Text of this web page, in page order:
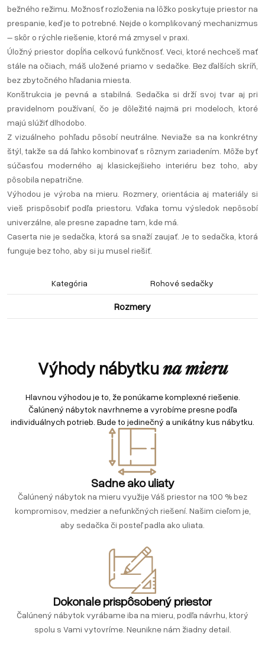
bežného režimu. Možnosť rozloženia na lôžko poskytuje priestor na
prespanie, keď je to potrebné. Nejde o komplikovaný mechanizmus
– skôr o rýchle riešenie, ktoré má zmysel v praxi.
Úložný priestor dopĺňa celkovú funkčnosť. Veci, ktoré nechceš mať
stále na očiach, máš uložené priamo v sedačke. Bez ďalších skríň,
bez zbytočného hľadania miesta.
Konštrukcia je pevná a stabilná. Sedačka si drží svoj tvar aj pri
pravidelnom používaní, čo je dôležité najmä pri modeloch, ktoré
majú slúžiť dlhodobo.
Z vizuálneho pohľadu pôsobí neutrálne. Neviaže sa na konkrétny
štýl, takže sa dá ľahko kombinovať s rôznym zariadením. Môže byť
súčasťou moderného aj klasickejšieho interiéru bez toho, aby
pôsobila nepatrične.
Výhodou je výroba na mieru. Rozmery, orientácia aj materiály si
vieš prispôsobiť podľa priestoru. Vďaka tomu výsledok nepôsobí
univerzálne, ale presne zapadne tam, kde má.
Caserta nie je sedačka, ktorá sa snaží zaujať. Je to sedačka, ktorá
funguje bez toho, aby si ju musel riešiť.
Kategória Rohové sedačky
Rozmery
Výhody nábytkuna mieru
Hlavnou výhodou je to, že ponúkame komplexné riešenie.
Čalúnený nábytok navrhneme a vyrobíme presne podľa
individuálnych potrieb. Bude to jedinečný a unikátny kus nábytku.
Sadne ako uliaty
Čalúnený nábytok na mieru využije Váš priestor na 100 % bez
kompromisov, medzier a nefunkčných riešení. Našim cieľom je,
aby sedačka či posteľ padla ako uliata.
Dokonale prispôsobený priestor
Čalúnený nábytok vyrábame iba na mieru, podľa návrhu, ktorý
spolu s Vami vytovríme. Neunikne nám žiadny detail.